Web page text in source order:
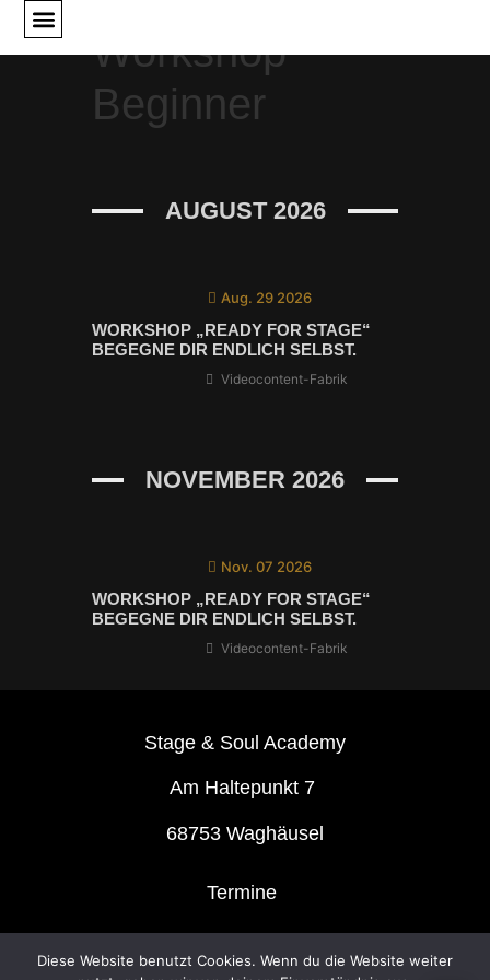
Workshop
Beginner
AUGUST 2026
Aug. 29 2026
WORKSHOP „READY FOR STAGE“
BEGEGNE DIR ENDLICH SELBST.
Videocontent-Fabrik
NOVEMBER 2026
Nov. 07 2026
WORKSHOP „READY FOR STAGE“
BEGEGNE DIR ENDLICH SELBST.
Videocontent-Fabrik
Stage & Soul Academy
Am Haltepunkt 7
68753 Waghäusel
Termine
Anfahrt-Übernachtung
Diese Website benutzt Cookies. Wenn du die Website weiter